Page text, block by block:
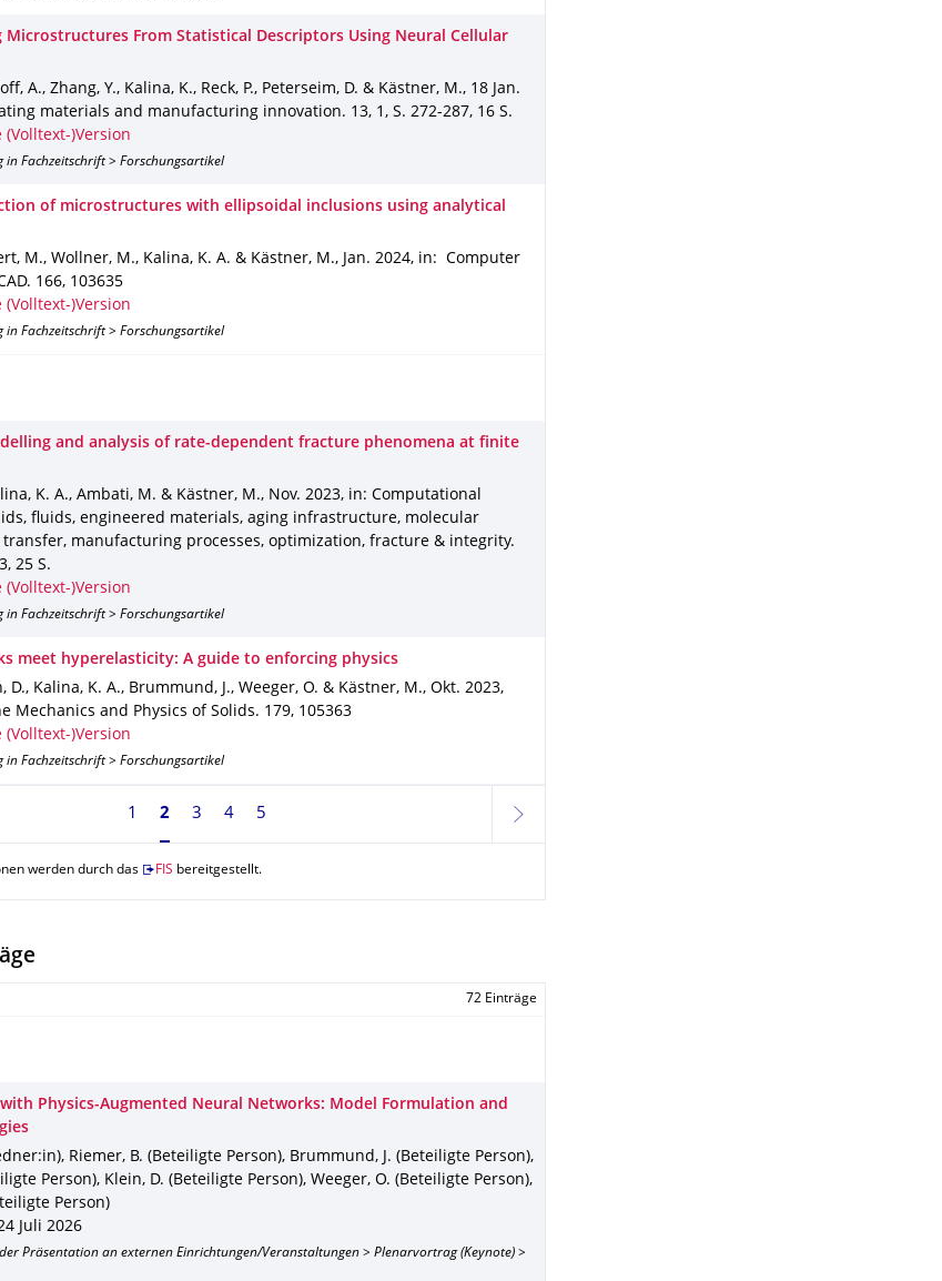
Microstructures From Statistical Descriptors Using Neural Cellular
A., Zhang, Y., Kalina, K., Reck, P., Peterseim, D. & Kästner, M., 18 Jan.
materials and manufacturing innovation. 13, 1 , S. 272-287, 16 S.
(Volltext-)Version
in Fachzeitschrift > Forschungsartikel
of microstructures with ellipsoidal inclusions using analytical
M., Wollner, M., Kalina, K. A. & Kästner, M., Jan. 2024, in: Computer
. 166, 103635
(Volltext-)Version
in Fachzeitschrift > Forschungsartikel
and analysis of rate-dependent fracture phenomena at finite
K. A., Ambati, M. & Kästner, M., Nov. 2023, in: Computational
fluids, engineered materials, aging infrastructure, molecular
transfer, manufacturing processes, optimization, fracture & integrity.
, 25 S.
(Volltext-)Version
in Fachzeitschrift > Forschungsartikel
meet hyperelasticity: A guide to enforcing physics
D., Kalina, K. A., Brummund, J., Weeger, O. & Kästner, M., Okt. 2023,
Mechanics and Physics of Solids. 179, 105363
(Volltext-)Version
in Fachzeitschrift > Forschungsartikel
1 Seite 2, aktuell ausgewählt
2 3 4 5
weiter
werden durch das FIS bereitgestellt.
72 Einträge
Physics-Augmented Neural Networks: Model Formulation and
Riemer, B. (Beteiligte Person), Brummund, J. (Beteiligte Person),
Person), Klein, D. (Beteiligte Person), Weeger, O. (Beteiligte Person),
Person)
Juli 2026
Präsentation an externen Einrichtungen/Veranstaltungen > Plenarvortrag (Keynote) >